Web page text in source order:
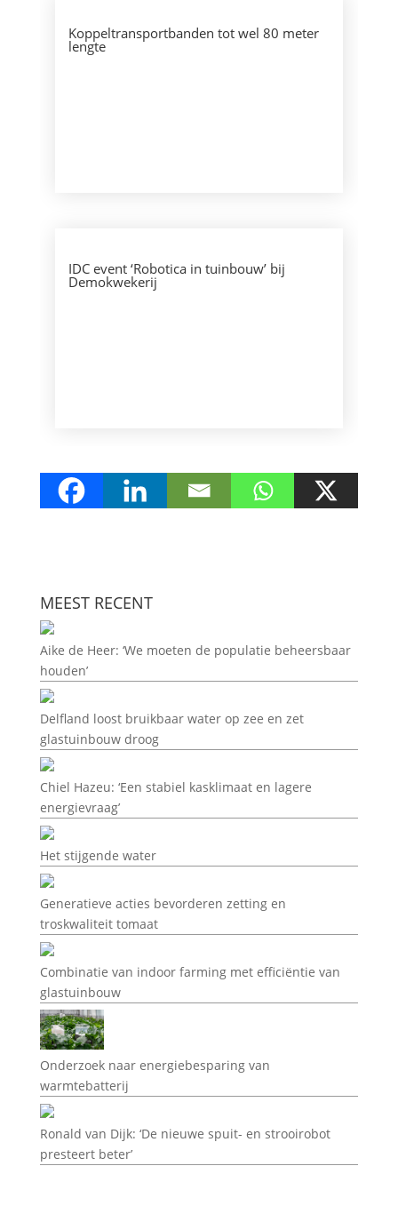
Koppeltransportbanden tot wel 80 meter
lengte
IDC event ‘Robotica in tuinbouw’ bij
Demokwekerij
MEEST RECENT
Aike de Heer: ‘We moeten de populatie beheersbaar
houden’
Delfland loost bruikbaar water op zee en zet
glastuinbouw droog
Chiel Hazeu: ‘Een stabiel kasklimaat en lagere
energievraag’
Het stijgende water
Generatieve acties bevorderen zetting en
troskwaliteit tomaat
Combinatie van indoor farming met efficiëntie van
glastuinbouw
Onderzoek naar energiebesparing van
warmtebatterij
Ronald van Dijk: ‘De nieuwe spuit- en strooirobot
presteert beter’